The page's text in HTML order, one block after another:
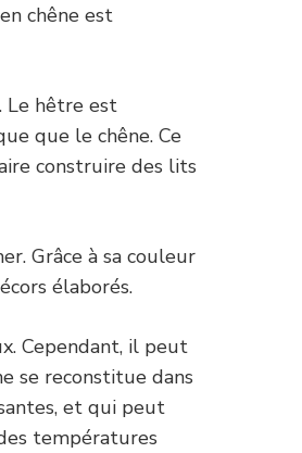
chêne est
Le hêtre est
que le chêne. Ce
construire des lits
Grâce à sa couleur
élaborés.
Cependant, il peut
se reconstitue dans
et qui peut
températures